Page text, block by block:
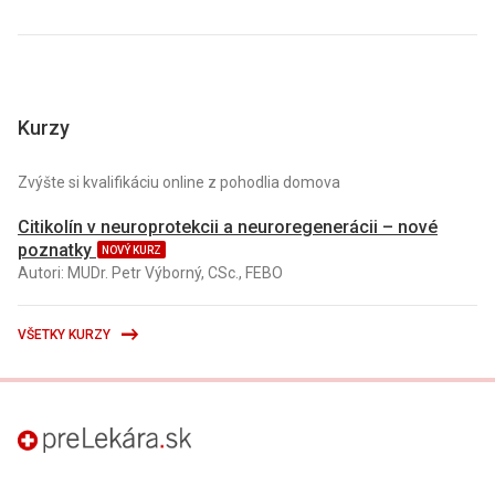
Kurzy
Zvýšte si kvalifikáciu online z pohodlia domova
Citikolín v neuroprotekcii a neuroregenerácii – nové
poznatky
NOVÝ KURZ
Autori: MUDr. Petr Výborný, CSc., FEBO
VŠETKY KURZY
preLekára.sk